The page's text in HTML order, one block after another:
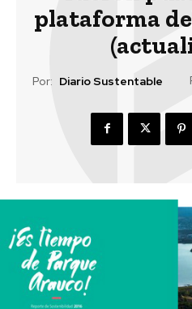
plataforma
Por: Diario Sustentable